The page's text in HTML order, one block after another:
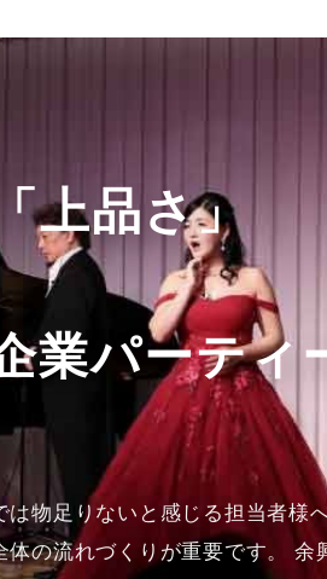
上品さ」
業パーティ
物足りないと感じる担当者様
の流れづくりが重要です。 余